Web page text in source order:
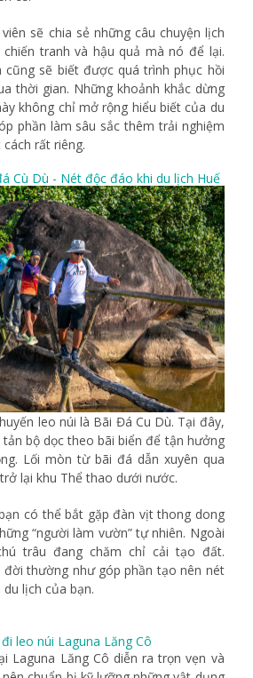
sẽ chia sẻ những câu chuyện lịch
tranh và hậu quả mà nó để lại.
cũng sẽ biết được quá trình phục hồi
thời gian. Những khoảnh khắc dừng
không chỉ mở rộng hiểu biết của du
phần làm sâu sắc thêm trải nghiệm
rất riêng.
Cù Dù - Nét độc đáo khi du lịch Huế
leo núi là Bãi Đá Cu Dù. Tại đây,
bộ dọc theo bãi biển để tận hưởng
Lối mòn từ bãi đá dẫn xuyên qua
lại khu Thể thao dưới nước.
có thể bắt gặp đàn vịt thong dong
“người làm vườn” tự nhiên. Ngoài
trâu đang chăm chỉ cải tạo đất.
đời thường như góp phần tạo nên nét
lịch của bạn.
leo núi Laguna Lăng Cô
Laguna Lăng Cô diễn ra trọn vẹn và